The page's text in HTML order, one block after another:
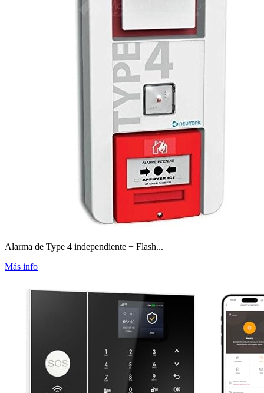
Alarma de Type 4 independiente + Flash...
Más info